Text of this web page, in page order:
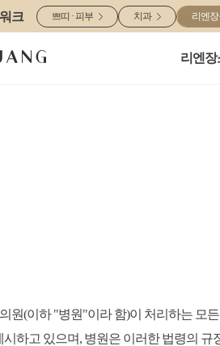
크 쁘띠 · 피부 치과 리엔
리엔장
원(이하 "병원"이라 함)이 처리하는 모
하고 있으며, 병원은 이러한 법령의